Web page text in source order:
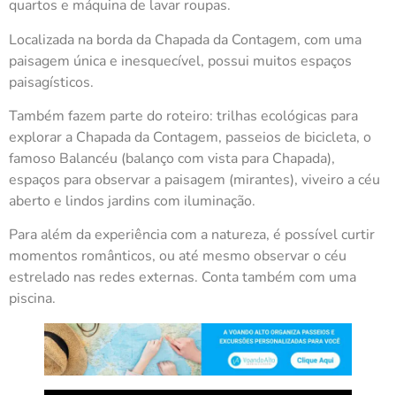
quartos e máquina de lavar roupas.
Localizada na borda da Chapada da Contagem, com uma
paisagem única e inesquecível, possui muitos espaços
paisagísticos.
Também fazem parte do roteiro: trilhas ecológicas para
explorar a Chapada da Contagem, passeios de bicicleta, o
famoso Balancéu (balanço com vista para Chapada),
espaços para observar a paisagem (mirantes), viveiro a céu
aberto e lindos jardins com iluminação.
Para além da experiência com a natureza, é possível curtir
momentos românticos, ou até mesmo observar o céu
estrelado nas redes externas. Conta também com uma
piscina.